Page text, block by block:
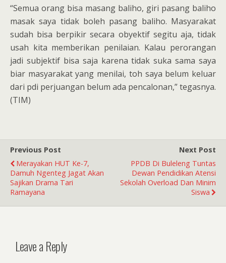
“Semua orang bisa masang baliho, giri pasang baliho
masak saya tidak boleh pasang baliho. Masyarakat
sudah bisa berpikir secara obyektif segitu aja, tidak
usah kita memberikan penilaian. Kalau perorangan
jadi subjektif bisa saja karena tidak suka sama saya
biar masyarakat yang menilai, toh saya belum keluar
dari pdi perjuangan belum ada pencalonan,” tegasnya.
(TIM)
Previous Post
Merayakan HUT Ke-7,
Damuh Ngenteg Jagat Akan
Sajikan Drama Tari
Ramayana
Next Post
PPDB Di Buleleng Tuntas
Dewan Pendidikan Atensi
Sekolah Overload Dan Minim
Siswa
Leave a Reply